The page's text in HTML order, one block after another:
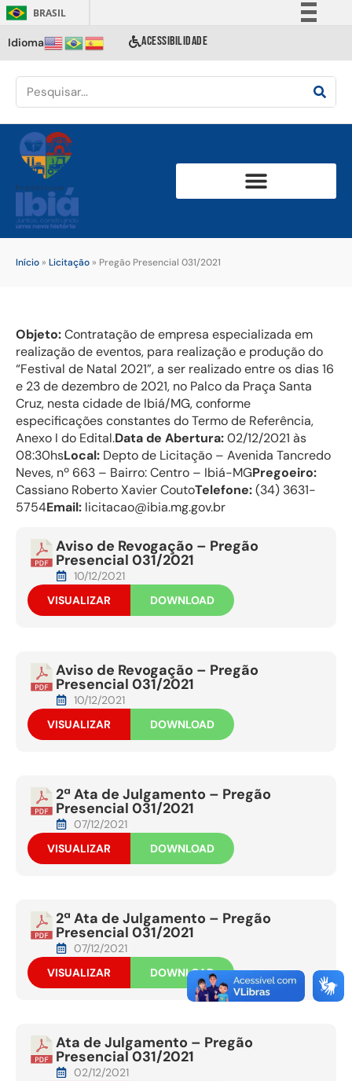
BRASIL
Comunica BR
Acesso à informação
Idioma ACESSIBILIDADE
Início » Licitação » Pregão Presencial 031/2021
Objeto:Contratação de empresa especializada em
realização de eventos, para realização e produção do
“Festival de Natal 2021”, a ser realizado entre os dias 16
e 23 de dezembro de 2021, no Palco da Praça Santa
Cruz, nesta cidade de Ibiá/MG, conforme
especificações constantes do Termo de Referência,
Anexo I do Edital.Data de Abertura:02/12/2021 às
08:30hsLocal: Depto de Licitação – Avenida Tancredo
Neves, nº 663 – Bairro: Centro – Ibiá-MGPregoeiro:
Cassiano Roberto Xavier CoutoTelefone:(34) 3631-
5754Email: licitacao@ibia.mg.gov.br
Aviso de Revogação – Pregão
Presencial 031/2021
10/12/2021
VISUALIZAR
DOWNLOAD
Aviso de Revogação – Pregão
Presencial 031/2021
10/12/2021
VISUALIZAR
DOWNLOAD
2ª Ata de Julgamento – Pregão
Presencial 031/2021
07/12/2021
VISUALIZAR
DOWNLOAD
2ª Ata de Julgamento – Pregão
Presencial 031/2021
07/12/2021
VISUALIZAR
DOWNLOAD
Ata de Julgamento – Pregão
Presencial 031/2021
02/12/2021